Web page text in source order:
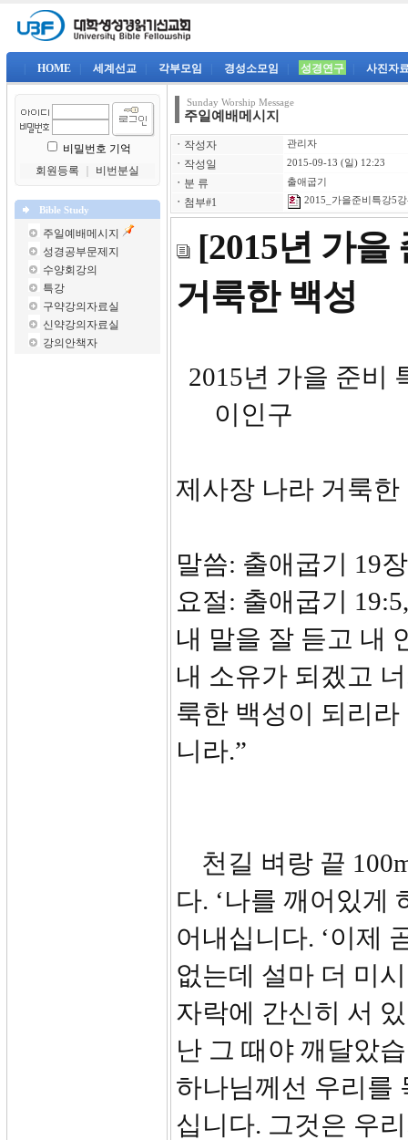
HOME 세계선교 각부모임 경성소모임 성경연구 사진자
비밀번호 기억
회원등록
비번분실
Bible Study
주일예배메시지
성경공부문제지
수양회강의
특강
구약강의자료실
신약강의자료실
강의안책자
Sunday Worship Message
주일예배메시지
ㆍ 작성자 관리자
ㆍ 작성일 2015-09-13 (일) 12:23
ㆍ 분 류 출애굽기
ㆍ 첨부#1 2015_가을준비특강5
[2015년 가을
거룩한 백성
2015년
이인구
제사장 나라 거룩한
말씀: 출애굽기 19장
요절: 출애굽기
내 말을 잘 듣고 내
내 소유가 되겠고
룩한 백성이 되리
니라.”
천길 벼랑 끝
다. ‘나를 깨어있게
어내십니다. ‘이제
없는데 설마 더 미
자락에 간신히 서
난 그 때야 깨달았
하나님께선 우리를
십니다. 그것은 우